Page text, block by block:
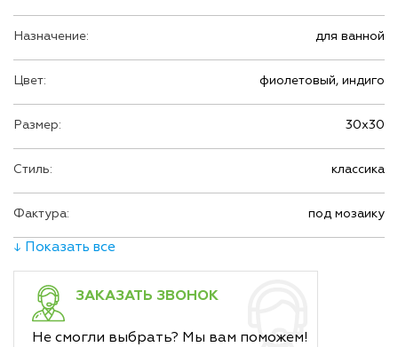
Назначение: для ванной
Цвет: фиолетовый, индиго
Размер: 30х30
Стиль: классика
Фактура: под мозаику
↓ Показать все
ЗАКАЗАТЬ ЗВОНОК
Не смогли выбрать? Мы вам поможем!